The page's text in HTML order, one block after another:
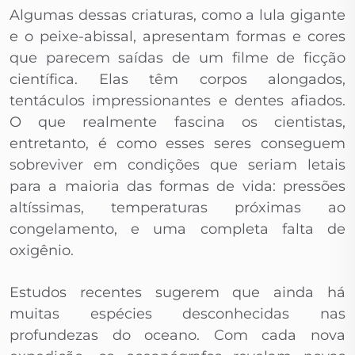
Algumas dessas criaturas, como a lula gigante
e o peixe-abissal, apresentam formas e cores
que parecem saídas de um filme de ficção
científica. Elas têm corpos alongados,
tentáculos impressionantes e dentes afiados.
O que realmente fascina os cientistas,
entretanto, é como esses seres conseguem
sobreviver em condições que seriam letais
para a maioria das formas de vida: pressões
altíssimas, temperaturas próximas ao
congelamento, e uma completa falta de
oxigênio.
Estudos recentes sugerem que ainda há
muitas espécies desconhecidas nas
profundezas do oceano. Com cada nova